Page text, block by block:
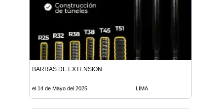
BARRAS DE EXTENSION
el 14 de Mayo del 2025 LIMA